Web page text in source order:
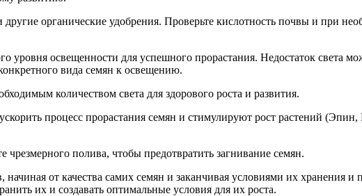
органические удобрения. Проверьте кислотность почвы и при
уровня освещенности для успешного прорастания. Недостаток света
вида семян к освещению.
количеством света для здорового роста и развития.
процесс прорастания семян и стимулируют рост растений
чрезмерного полива, чтобы предотвратить загнивание семян.
от качества самих семян и заканчивая условиями их хранения
их и создавать оптимальные условия для их роста.